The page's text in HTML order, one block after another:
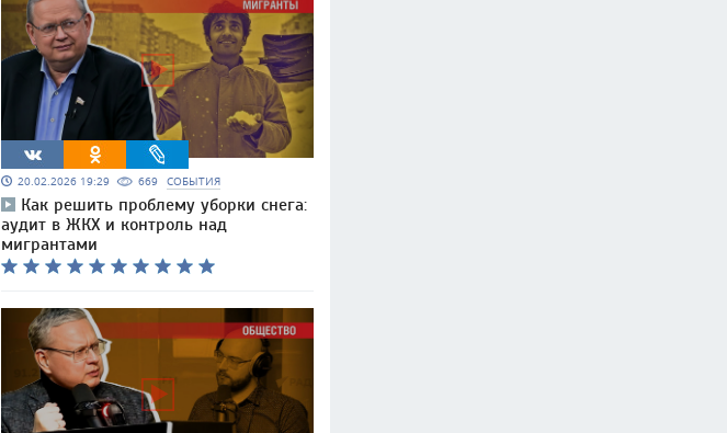
20.02.2026 19:29 669 СОБЫТИЯ
Как решить проблему уборки снега:
аудит в ЖКХ и контроль над
мигрантами